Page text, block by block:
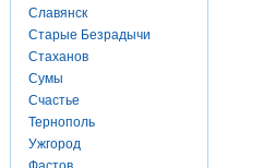
Славянск
Старые Безрадычи
Стаханов
Сумы
Счастье
Тернополь
Ужгород